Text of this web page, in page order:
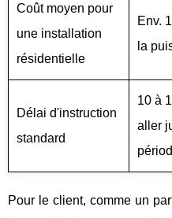
Coût moyen pour
une installation
résidentielle
Env.
la
Délai d'instruction
standard
10 à
aller
Pour le client, comme un